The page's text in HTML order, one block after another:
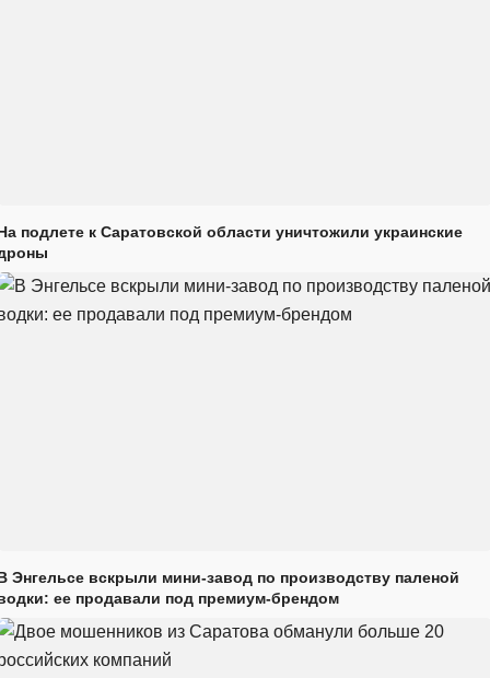
подлете к Саратовской области уничтожили украинские
Энгельсе вскрыли мини-завод по производству паленой
ее продавали под премиум-брендом